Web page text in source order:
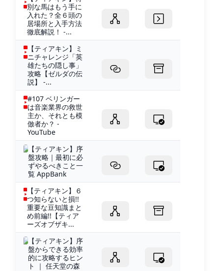
別な馬はもう手に
入れた？全６頭の
居場所と入手方法
徹底解説！ -...
【ティアキン】ミ
ニチャレンジ「英
雄たちの隠し事」
攻略【ゼルダの伝
説】 -...
#107 ベリンガー
は音楽業界の救世
主か、それとも模
倣者か？ -
YouTube
【ティアキン】序
盤攻略｜最初に必
ずやるべきこと一
覧 AppBank
【ティアキン】６
つ知らないと損!!
重要な豆知識まと
め前編!!【ティア
ーズオブザキ...
【ティアキン】序
盤からできる効率
的に攻略するヒン
ト ｜ 任天堂の森